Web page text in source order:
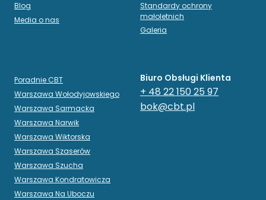
Blog
Media o nas
Poradnie CBT
Warszawa Wołodyjowskiego
Warszawa Sarmacka
Warszawa Narwik
Warszawa Wiktorska
Warszawa Szaserów
Warszawa Szucha
Warszawa Kondratowicza
Warszawa Na Uboczu
Standardy ochrony
małoletnich
Galeria
Biuro Obsługi Klienta
+ 48 22 150 25 97
bok@cbt.pl